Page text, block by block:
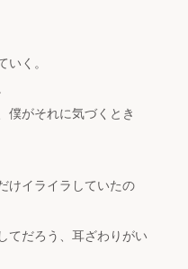
いく。
僕がそれに気づくとき
けイライラしていたの
てだろう、耳ざわりがい